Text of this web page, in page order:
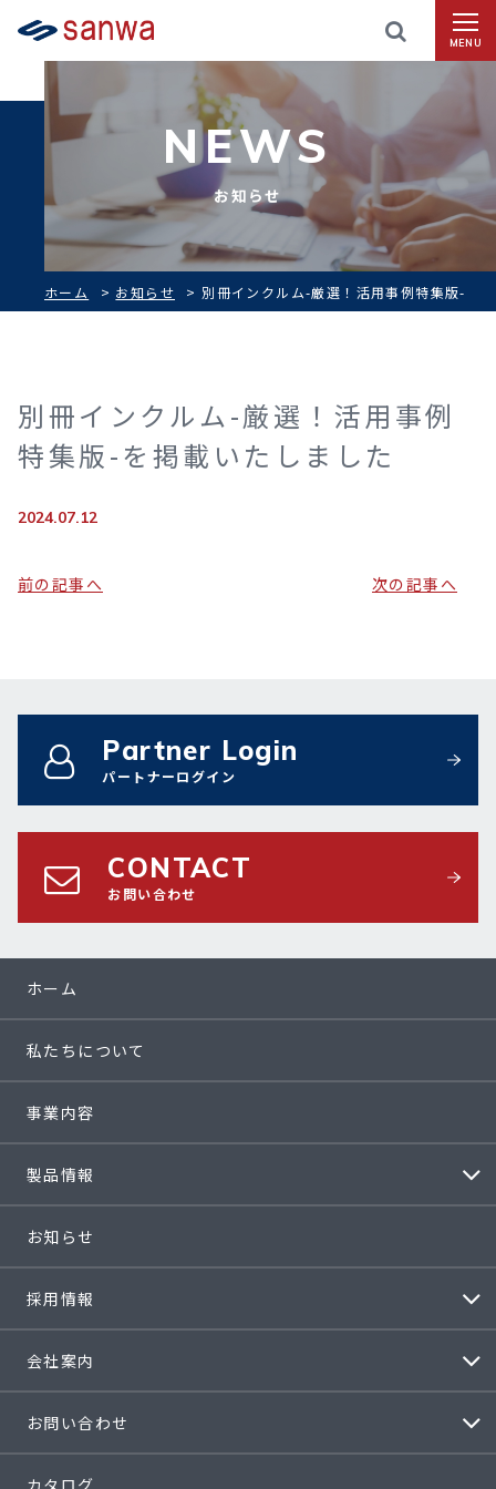
MENU
NEWS
お知らせ
ホーム > お知らせ > 別冊インクルム-厳選！活用事例特集版-
別冊インクルム-厳選！活用事例
特集版-を掲載いたしました
2024.07.12
前の記事へ 次の記事へ
Partner Login
パートナーログイン
CONTACT
お問い合わせ
ホーム
私たちについて
事業内容
製品情報
お知らせ
採用情報
会社案内
お問い合わせ
カタログ